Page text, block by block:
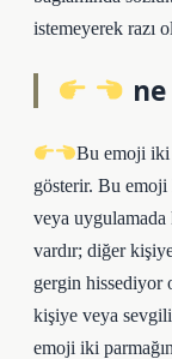
istemeyerek razı
Bu emoji iki
gösterir. Bu
veya uygulamada
vardır; diğer
gergin hissediyor
kişiye veya
emoji iki